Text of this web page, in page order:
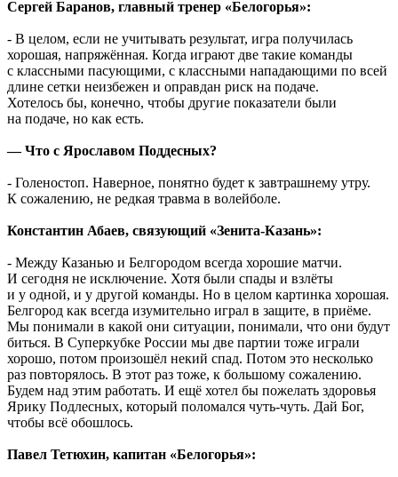
Сергей Баранов, главный тренер «Белогорья»:
- В целом, если не учитывать результат, игра получилась
хорошая, напряжённая. Когда играют две такие команды
с классными пасующими, с классными нападающими по всей
длине сетки неизбежен и оправдан риск на подаче.
Хотелось бы, конечно, чтобы другие показатели были
на подаче, но как есть.
— Что с Ярославом Поддесных?
- Голеностоп. Наверное, понятно будет к завтрашнему утру.
К сожалению, не редкая травма в волейболе.
Константин Абаев, связующий «Зенита-Казань»:
- Между Казанью и Белгородом всегда хорошие матчи.
И сегодня не исключение. Хотя были спады и взлёты
и у одной, и у другой команды. Но в целом картинка хорошая.
Белгород как всегда изумительно играл в защите, в приёме.
Мы понимали в какой они ситуации, понимали, что они будут
биться. В Суперкубке России мы две партии тоже играли
хорошо, потом произошёл некий спад. Потом это несколько
раз повторялось. В этот раз тоже, к большому сожалению.
Будем над этим работать. И ещё хотел бы пожелать здоровья
Ярику Подлесных, который поломался чуть-чуть. Дай Бог,
чтобы всё обошлось.
Павел Тетюхин, капитан «Белогорья»: